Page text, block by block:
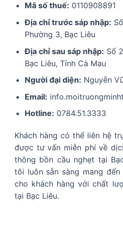
Mã số thuế: 0110908891
Địa chỉ trước sáp nhập:
Phường 3, Bạc Liêu
Địa chỉ sau sáp nhập: Số
Bạc Liêu, Tỉnh Cà Mau
Người đại diện: Nguyễn
Email:
Hotline: 0784.51.3333
Khách hàng có thể liên hệ
được tư vấn miễn phí về
thông bồn cầu nghẹt tại
tôi luôn sẵn sàng mang
cho khách hàng với chất
tại Bạc Liêu.